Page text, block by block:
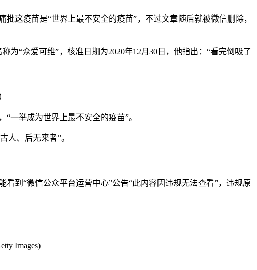
这疫苗是“世界上最不安全的疫苗”，不过文章随后就被微信删除，
“众爱可维”，核准日期为2020年12月30日，他指出：“看完倒吸了
一举成为世界上最不安全的疫苗”。
人、后无来者”。
到“微信公众平台运营中心”公告“此内容因违规无法查看”，违规原
Images)